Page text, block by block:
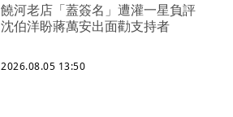
饒河老店「蓋簽名」遭灌一星負評
沈伯洋盼蔣萬安出面勸支持者
2026.08.05 13:50